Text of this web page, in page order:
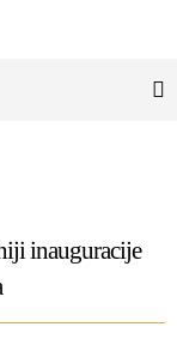
inauguracije